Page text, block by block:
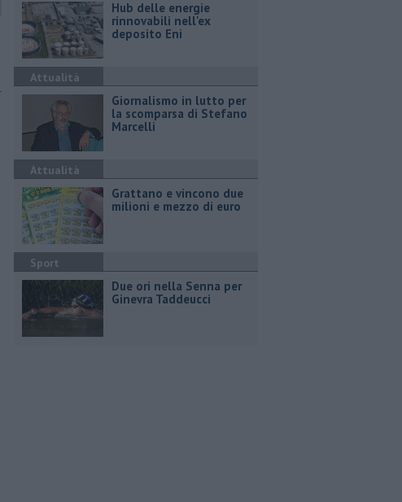
Hub delle energie
rinnovabili nell'ex
deposito Eni
Attualità
Giornalismo in lutto per
la scomparsa di Stefano
Marcelli
Attualità
Grattano e vincono due
milioni e mezzo di euro
Sport
Due ori nella Senna per
Ginevra Taddeucci